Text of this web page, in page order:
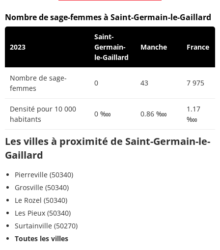
Nombre de sage-femmes à Saint-Germain-le-Gaillard
2023
Saint-
Germain-
le-Gaillard
Manche France
Nombre de sage-
femmes
0 43 7 975
Densité pour 10 000
habitants
0 ‱ 0.86 ‱
1.17
‱
Les villes à proximité de Saint-Germain-le-
Gaillard
Pierreville (50340)
Grosville (50340)
Le Rozel (50340)
Les Pieux (50340)
Surtainville (50270)
Toutes les villes